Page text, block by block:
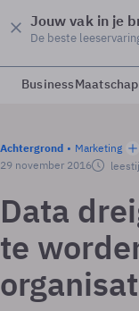
Jouw vak in je
De beste
Business
Achtergrond Marketing
29 november 2016
Data
te